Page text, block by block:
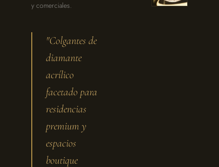
y comerciales.
"Colgantes de
diamante
acrílico
facetado para
residencias
premium y
espacios
boutique